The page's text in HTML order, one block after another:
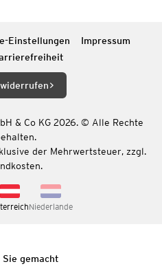
Einstellungen
Impressum
& Co KG 2026. © Alle Rechte
der Mehrwertsteuer, zzgl.
Niederlande
gemacht